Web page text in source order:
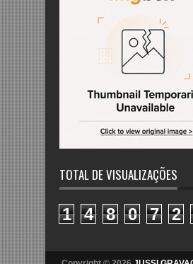
TOTAL DE VISUALIZAÇÕES
1 4 8 0 7 2